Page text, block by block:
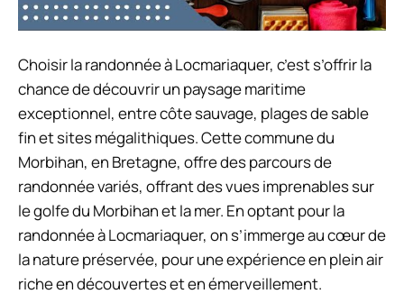
Choisir la randonnée à Locmariaquer, c’est s’offrir la
chance de découvrir un paysage maritime
exceptionnel, entre côte sauvage, plages de sable
fin et sites mégalithiques. Cette commune du
Morbihan, en Bretagne, offre des parcours de
randonnée variés, offrant des vues imprenables sur
le golfe du Morbihan et la mer. En optant pour la
randonnée à Locmariaquer, on s’immerge au cœur de
la nature préservée, pour une expérience en plein air
riche en découvertes et en émerveillement.